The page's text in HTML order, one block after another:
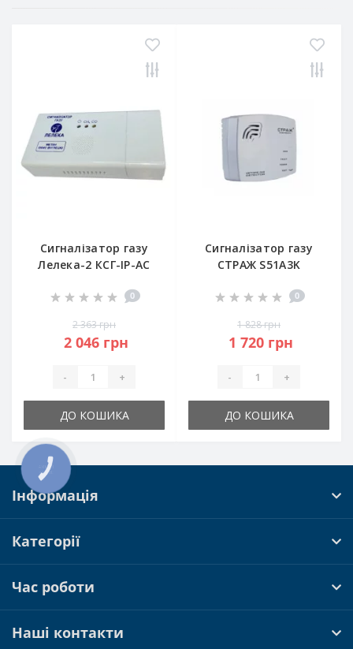
Сигналізатор газу
Лелека-2 КСГ-ІР-АС
0
2 363 грн
2 046 грн
- +
ДО КОШИКА
Сигналізатор газу
СТРАЖ S51А3K
0
1 828 грн
1 720 грн
- +
ДО КОШИКА
Інформація
Категорії
Час роботи
Наші контакти
КНОПКА
ЗВ'ЯЗКУ